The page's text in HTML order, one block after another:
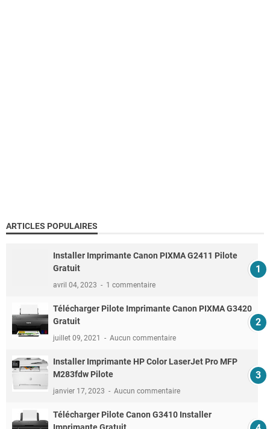
ARTICLES POPULAIRES
Installer Imprimante Canon PIXMA G2411 Pilote
Gratuit
avril 04, 2023 1 commentaire
Télécharger Pilote Imprimante Canon PIXMA G3420
Gratuit
juillet 09, 2021 Aucun commentaire
Installer Imprimante HP Color LaserJet Pro MFP
M283fdw Pilote
janvier 17, 2023 Aucun commentaire
Télécharger Pilote Canon G3410 Installer
Imprimante Gratuit